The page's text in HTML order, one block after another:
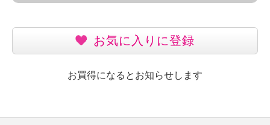
お気に入りに登録
お買得になるとお知らせします